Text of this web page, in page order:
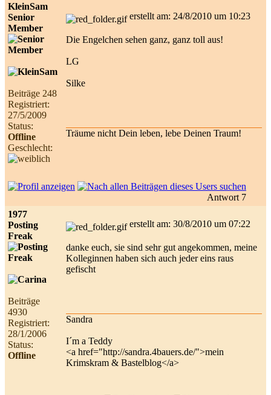
KleinSam
Senior
Member
Beiträge 248
Registriert:
27/5/2009
Status:
Offline
Geschlecht:
erstellt am: 24/8/2010 um 10:23
Die Engelchen sehen ganz, ganz toll aus!
LG
Silke
Träume nicht Dein leben, lebe Deinen Traum!
Antwort 7
1977
Posting
Freak
Beiträge
4930
Registriert:
28/1/2006
Status:
Offline
erstellt am: 30/8/2010 um 07:22
danke euch, sie sind sehr gut angekommen, meine
Kolleginnen haben sich auch jeder eins raus
gefischt
Sandra
I´m a Teddy
<a href="http://sandra.4bauers.de/">mein
Krimskram & Bastelblog</a>